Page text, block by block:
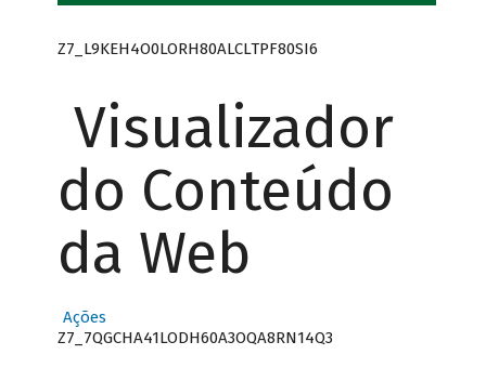
Z7_L9KEH4O0LORH80ALCLTPF80SI6
Visualizador
do Conteúdo
da Web
Ações
Z7_7QGCHA41LODH60A3OQA8RN14Q3